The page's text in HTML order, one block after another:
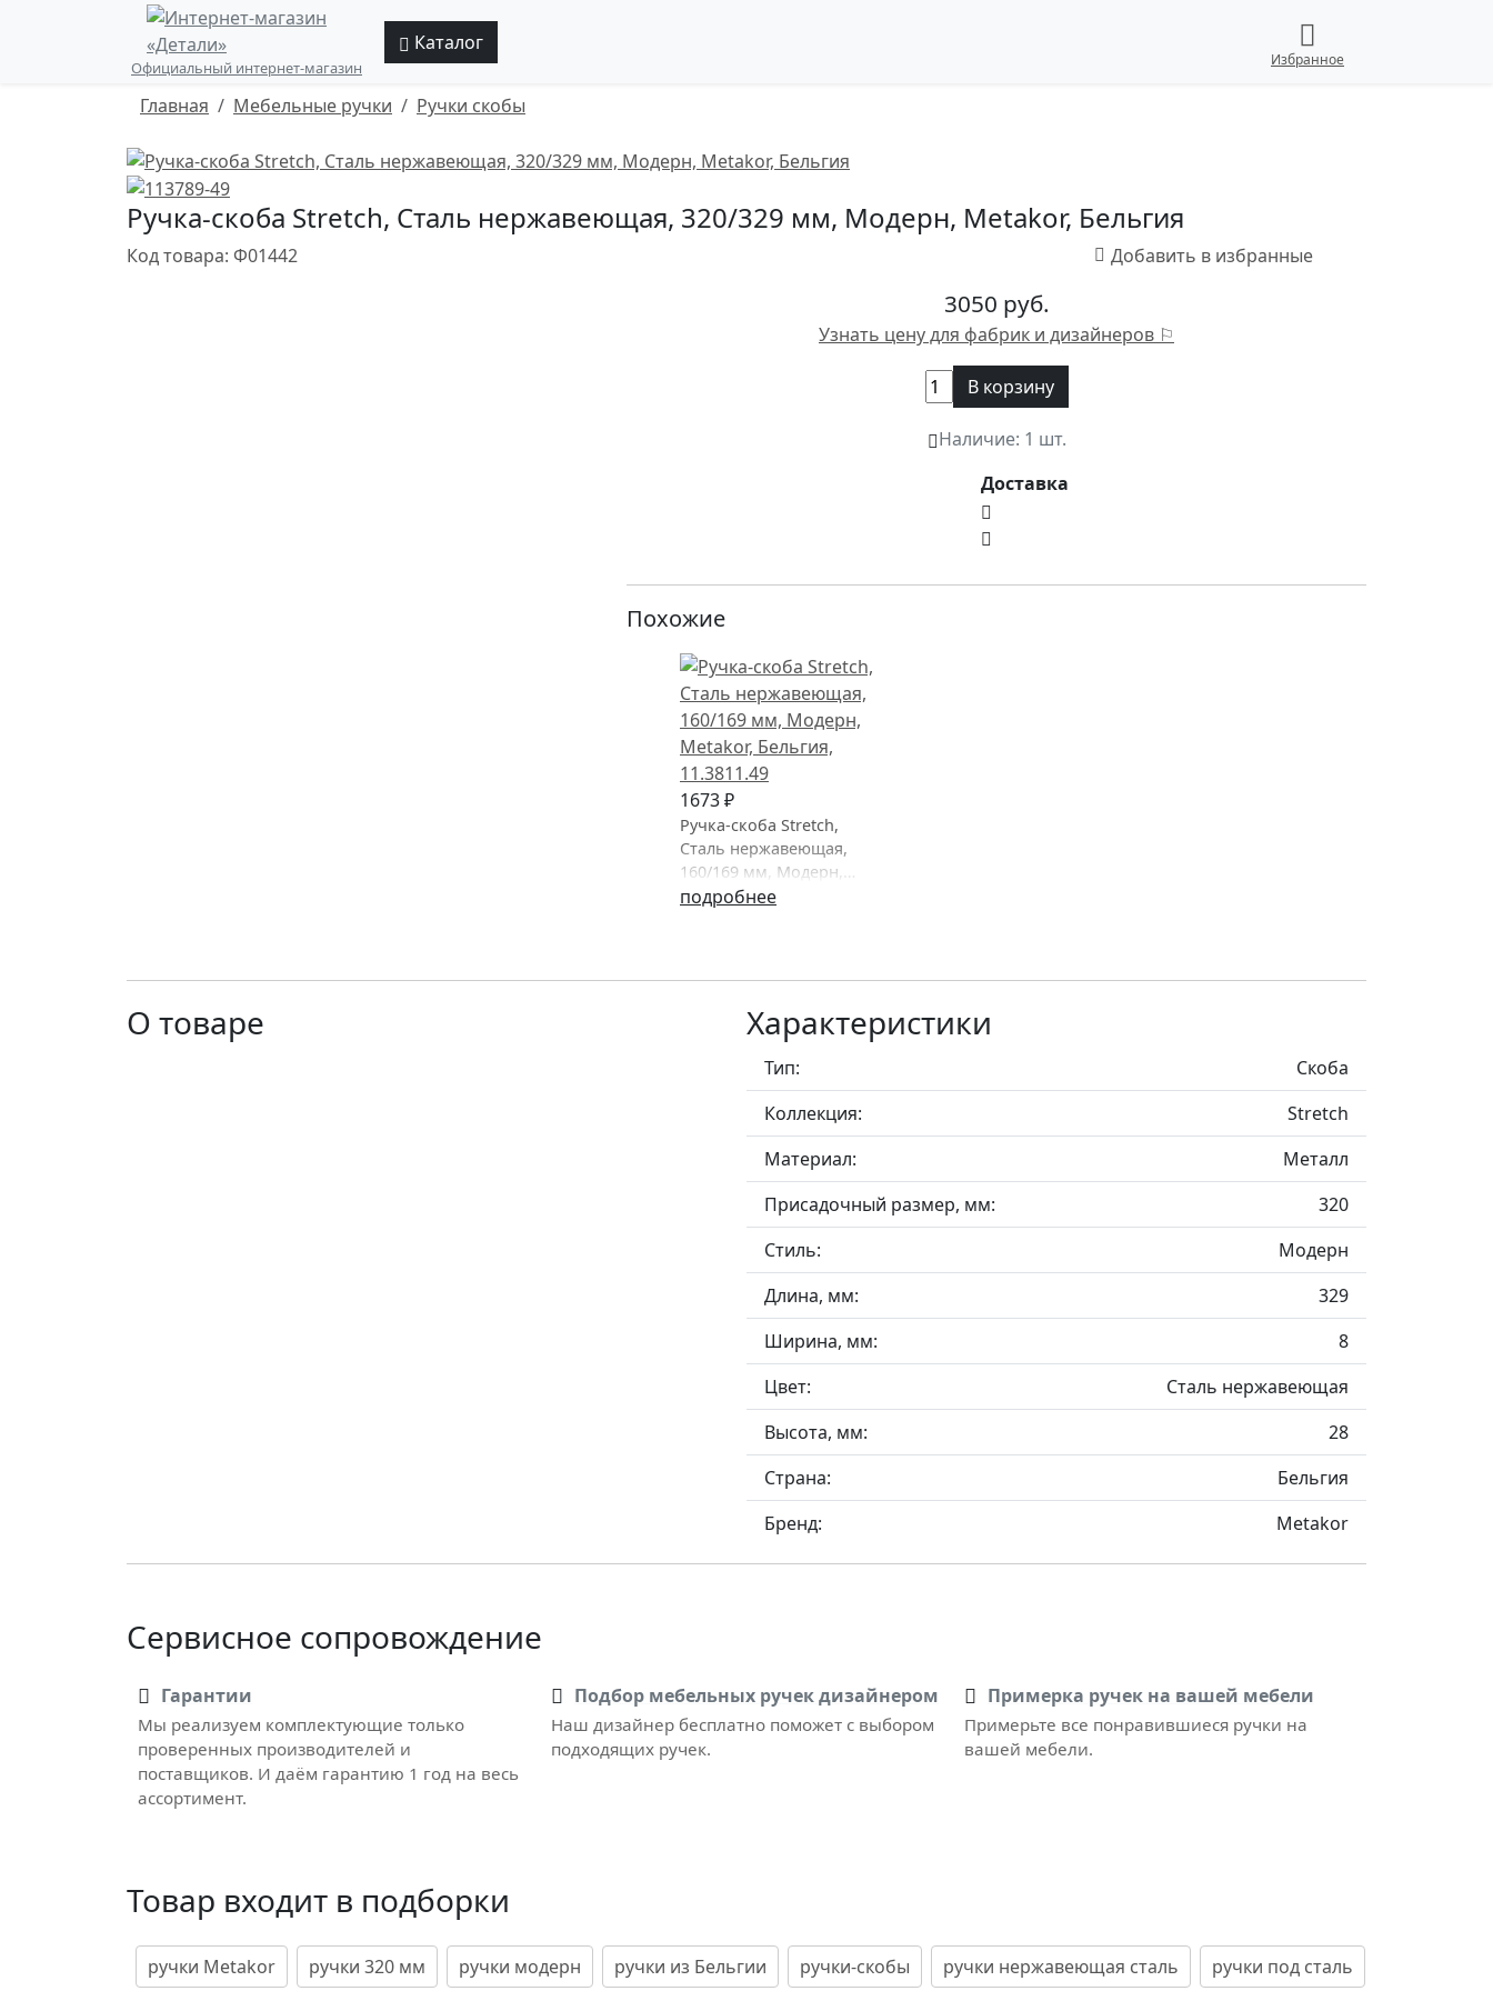
Официальный интернет-магазин
Каталог
Избранное
Главная Мебельные ручки Ручки скобы
Ручка-скоба Stretch, Сталь нержавеющая, 320/329 мм, Модерн, Metakor, Бельгия
Код товара: Ф01442
3050 руб.
Узнать цену для фабрик и дизайнеров ⚐
В корзину
Наличие: 1 шт.
Доставка
Похожие
1673 ₽
Ручка-скоба Stretch,
Сталь нержавеющая,
160/169 мм, Модерн,
Metakor, Бельгия
подробнее
О товаре Характеристики
Тип:
Скоба
Коллекция:
Stretch
Материал:
Металл
Присадочный размер, мм:
320
Стиль:
Модерн
Длина, мм:
329
Ширина, мм:
8
Цвет:
Сталь нержавеющая
Высота, мм:
28
Страна:
Бельгия
Бренд:
Metakor
Сервисное сопровождение
Гарантии
Мы реализуем комплектующие только
проверенных производителей и
поставщиков. И даём гарантию 1 год на весь
ассортимент.
Подбор мебельных ручек дизайнером
Наш дизайнер бесплатно поможет с выбором
подходящих ручек.
Примерка ручек на вашей мебели
Примерьте все понравившиеся ручки на
вашей мебели.
Товар входит в подборки
ручки Metakor ручки 320 мм ручки модерн ручки из Бельгии ручки-скобы ручки нержавеющая сталь ручки под сталь